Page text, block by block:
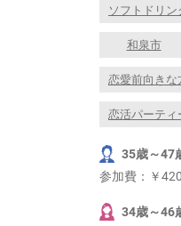
ソフトドリ
和泉市
恋愛前向きな
恋活パーティ
35歳～47
参加費： ￥
34歳～46